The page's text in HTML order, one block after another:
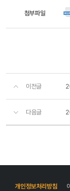
첨부파일
이전글
다음글
개인정보처리방침